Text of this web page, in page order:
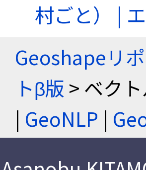
村ごと） |
Geoshapeリ
トβ版 > ベク
| GeoNLP |